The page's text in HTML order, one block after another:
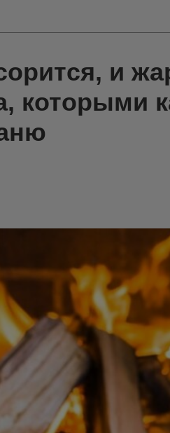
и
которыми